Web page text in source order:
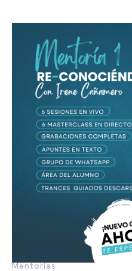
Mentorías